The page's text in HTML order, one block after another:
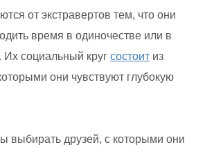
от экстравертов тем, что они
время в одиночестве или в
Их социальный круг состоит из
они чувствуют глубокую
выбирать друзей, с которыми они